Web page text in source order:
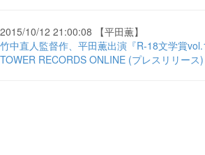
2015/10/12 21:00:08 【平田薫】
竹中直人監督作、平田薫出演『R-18文学賞
TOWER RECORDS ONLINE (プレスリリース)